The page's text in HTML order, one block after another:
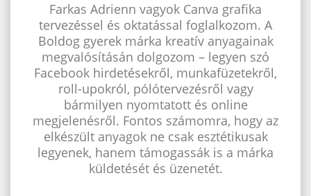
Farkas Adrienn vagyok Canva grafika
tervezéssel és oktatással foglalkozom. A
Boldog gyerek márka kreatív anyagainak
megvalósításán dolgozom – legyen szó
Facebook hirdetésekről, munkafüzetekről,
roll-upokról, pólótervezésről vagy
bármilyen nyomtatott és online
megjelenésről. Fontos számomra, hogy az
elkészült anyagok ne csak esztétikusak
legyenek, hanem támogassák is a márka
küldetését és üzenetét.